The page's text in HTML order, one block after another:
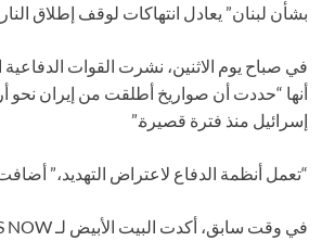
بشأن لبنان” يعادل انتهاكات لوقف إطلاق النار.
أنها “حددت أن صواريخ أطلقت من إيران نحو
إسرائيل منذ فترة قصيرة.”
“تعمل أنظمة الدفاع لاعتراض التهديد،”